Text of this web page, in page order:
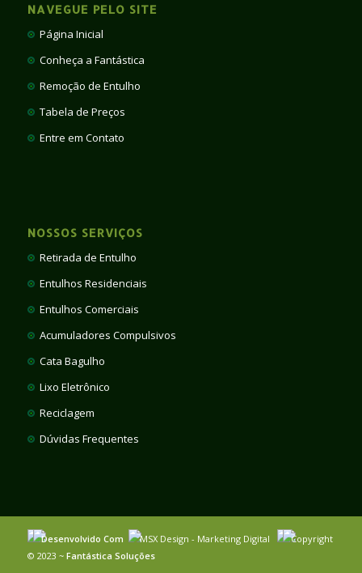
NAVEGUE PELO SITE
Página Inicial
Conheça a Fantástica
Remoção de Entulho
Tabela de Preços
Entre em Contato
NOSSOS SERVIÇOS
Retirada de Entulho
Entulhos Residenciais
Entulhos Comerciais
Acumuladores Compulsivos
Cata Bagulho
Lixo Eletrônico
Reciclagem
Dúvidas Frequentes
Desenvolvido Com MSX Design - Marketing Digital
Copyright
© 2023 ~ Fantástica Soluções